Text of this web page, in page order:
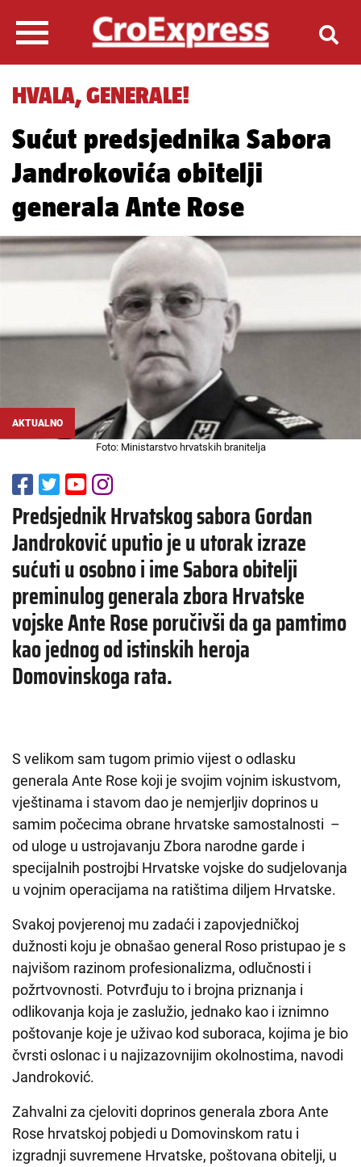
HVALA, GENERALE!
Sućut predsjednika Sabora
Jandrokovića obitelji
generala Ante Rose
AKTUALNO
Foto: Ministarstvo hrvatskih branitelja
Predsjednik Hrvatskog sabora Gordan
Jandroković uputio je u utorak izraze
sućuti u osobno i ime Sabora obitelji
preminulog generala zbora Hrvatske
vojske Ante Rose poručivši da ga pamtimo
kao jednog od istinskih heroja
Domovinskoga rata.
S velikom sam tugom primio vijest o odlasku
generala Ante Rose koji je svojim vojnim iskustvom,
vještinama i stavom dao je nemjerljiv doprinos u
samim počecima obrane hrvatske samostalnosti –
od uloge u ustrojavanju Zbora narodne garde i
specijalnih postrojbi Hrvatske vojske do sudjelovanja
u vojnim operacijama na ratištima diljem Hrvatske.
Svakoj povjerenoj mu zadaći i zapovjedničkoj
dužnosti koju je obnašao general Roso pristupao je s
najvišom razinom profesionalizma, odlučnosti i
požrtvovnosti. Potvrđuju to i brojna priznanja i
odlikovanja koja je zaslužio, jednako kao i iznimno
poštovanje koje je uživao kod suboraca, kojima je bio
čvrsti oslonac i u najizazovnijim okolnostima, navodi
Jandroković.
Zahvalni za cjeloviti doprinos generala zbora Ante
Rose hrvatskoj pobjedi u Domovinskom ratu i
izgradnji suvremene Hrvatske, poštovana obitelji, u